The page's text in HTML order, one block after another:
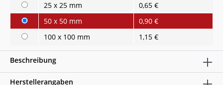
25 x 25 mm
0,65 €
50 x 50 mm
0,90 €
100 x 100 mm
1,15 €
Beschreibung
Herstellerangaben